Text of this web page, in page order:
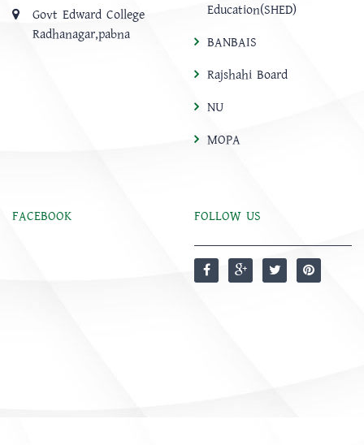
Govt Edward College
Radhanagar,pabna
Education(SHED)
BANBAIS
Rajshahi Board
NU
MOPA
FACEBOOK FOLLOW US